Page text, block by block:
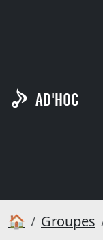
AD'HOC
🏠 Groupes